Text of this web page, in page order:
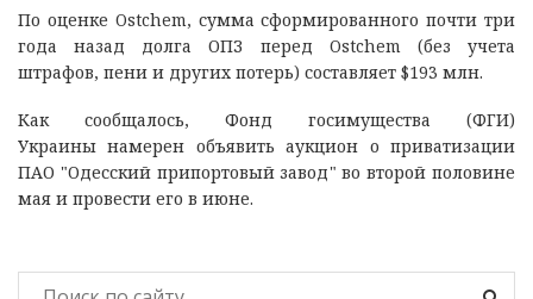
По оценке Ostchem, сумма сформированного почти три
года назад долга ОПЗ перед Ostchem (без учета
штрафов, пени и других потерь) составляет $193 млн.
Как сообщалось, Фонд госимущества (ФГИ)
Украины намерен объявить аукцион о приватизации
ПАО "Одесский припортовый завод" во второй половине
мая и провести его в июне.